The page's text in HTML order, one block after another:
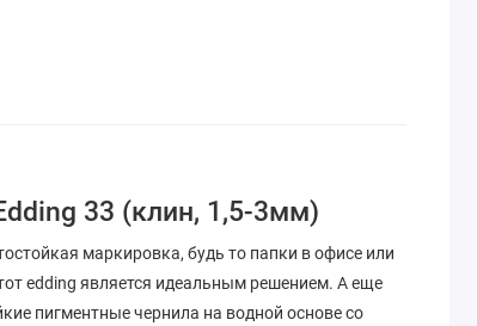
33 (клин, 1,5-3мм)
маркировка, будь то папки в офисе или
edding является идеальным решением. А еще
пигментные чернила на водной основе со